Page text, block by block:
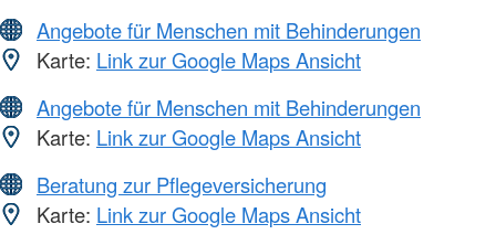
Angebote für Menschen mit Behinderungen
Karte: Link zur Google Maps Ansicht
Angebote für Menschen mit Behinderungen
Karte: Link zur Google Maps Ansicht
Beratung zur Pflegeversicherung
Karte: Link zur Google Maps Ansicht